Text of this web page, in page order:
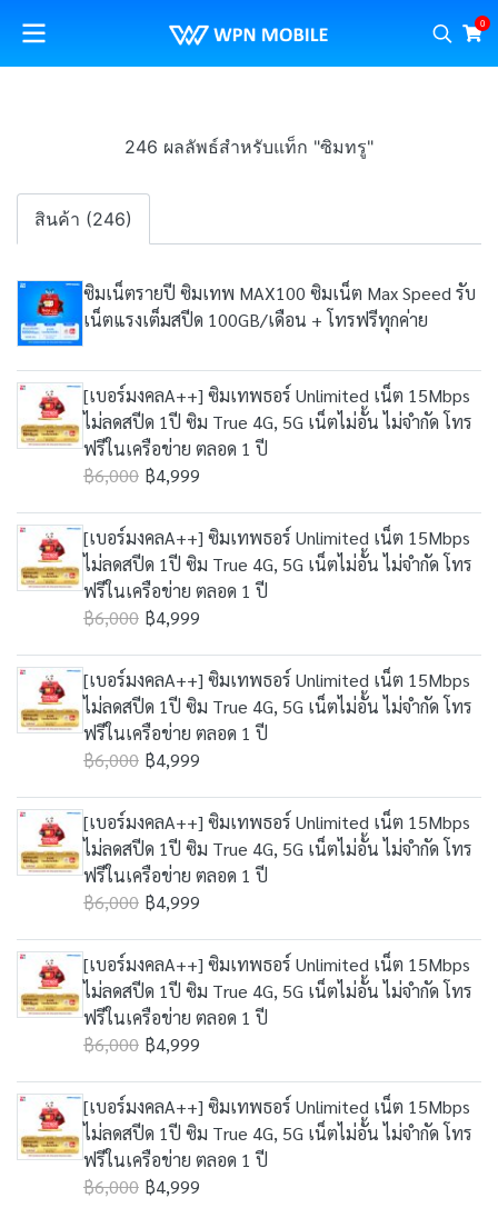
0
246 ผลลัพธ์สำหรับแท็ก "ซิมทรู"
สินค้า (246)
ซิมเน็ตรายปี ซิมเทพ MAX100 ซิมเน็ต Max Speed รับ
เน็ตแรงเต็มสปีด 100GB/เดือน + โทรฟรีทุกค่าย
[เบอร์มงคลA++] ซิมเทพธอร์ Unlimited เน็ต 15Mbps
ไม่ลดสปีด 1ปี ซิม True 4G, 5G เน็ตไม่อั้น ไม่จำกัด โทร
ฟรีในเครือข่าย ตลอด 1 ปี
฿6,000 ฿4,999
[เบอร์มงคลA++] ซิมเทพธอร์ Unlimited เน็ต 15Mbps
ไม่ลดสปีด 1ปี ซิม True 4G, 5G เน็ตไม่อั้น ไม่จำกัด โทร
ฟรีในเครือข่าย ตลอด 1 ปี
฿6,000 ฿4,999
[เบอร์มงคลA++] ซิมเทพธอร์ Unlimited เน็ต 15Mbps
ไม่ลดสปีด 1ปี ซิม True 4G, 5G เน็ตไม่อั้น ไม่จำกัด โทร
ฟรีในเครือข่าย ตลอด 1 ปี
฿6,000 ฿4,999
[เบอร์มงคลA++] ซิมเทพธอร์ Unlimited เน็ต 15Mbps
ไม่ลดสปีด 1ปี ซิม True 4G, 5G เน็ตไม่อั้น ไม่จำกัด โทร
ฟรีในเครือข่าย ตลอด 1 ปี
฿6,000 ฿4,999
[เบอร์มงคลA++] ซิมเทพธอร์ Unlimited เน็ต 15Mbps
ไม่ลดสปีด 1ปี ซิม True 4G, 5G เน็ตไม่อั้น ไม่จำกัด โทร
ฟรีในเครือข่าย ตลอด 1 ปี
฿6,000 ฿4,999
[เบอร์มงคลA++] ซิมเทพธอร์ Unlimited เน็ต 15Mbps
ไม่ลดสปีด 1ปี ซิม True 4G, 5G เน็ตไม่อั้น ไม่จำกัด โทร
ฟรีในเครือข่าย ตลอด 1 ปี
฿6,000 ฿4,999